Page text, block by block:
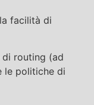
facilità di
routing (ad
le politiche di